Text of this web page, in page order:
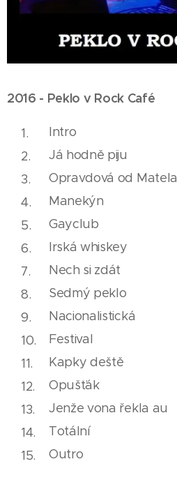
2016 - Peklo v Rock Café
Intro
Já hodně piju
Opravdová od Matela
Manekýn
Gayclub
Irská whiskey
Nech si zdát
Sedmý peklo
Nacionalistická
Festival
Kapky deště
Opušťák
Jenže vona řekla au
Totální
Outro